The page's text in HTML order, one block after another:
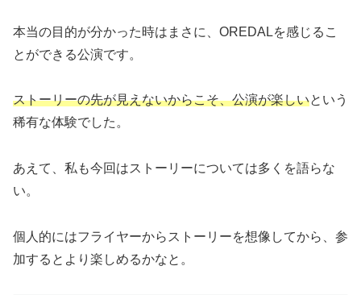
本当の目的が分かった時はまさに、OREDALを感じるこ
とができる公演です。
ストーリーの先が見えないからこそ、公演が楽しいという
稀有な体験でした。
あえて、私も今回はストーリーについては多くを語らな
い。
個人的にはフライヤーからストーリーを想像してから、参
加するとより楽しめるかなと。